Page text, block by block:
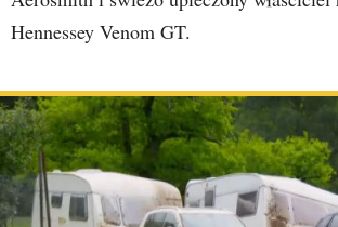
Hennessey Venom GT.